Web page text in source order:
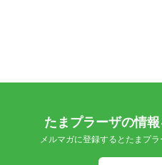
たまプラーザの情
メルマガに登録するとたまプ